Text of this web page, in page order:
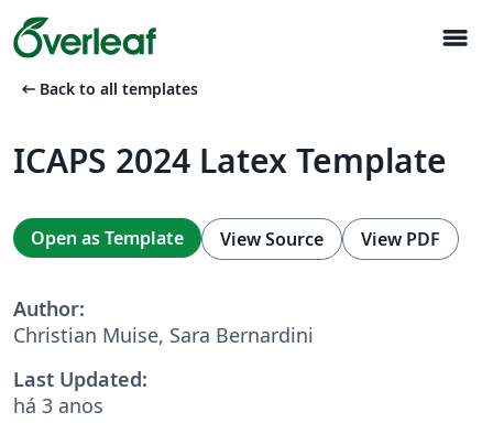
menu
arrow_left_alt Back to all templates
ICAPS 2024 Latex Template
Open as Template View Source View PDF
Author:
Christian Muise, Sara Bernardini
Last Updated:
há 3 anos